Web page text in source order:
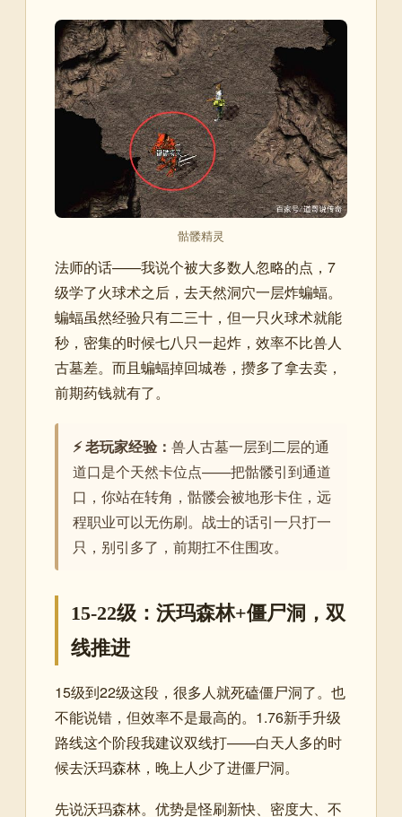
骷髅精灵
法师的话——我说个被大多数人忽略的点，7
级学了火球术之后，去天然洞穴一层炸蝙蝠。
蝙蝠虽然经验只有二三十，但一只火球术就能
秒，密集的时候七八只一起炸，效率不比兽人
古墓差。而且蝙蝠掉回城卷，攒多了拿去卖，
前期药钱就有了。
⚡ 老玩家经验： 兽人古墓一层到二层的通
道口是个天然卡位点——把骷髅引到通道
口，你站在转角，骷髅会被地形卡住，远
程职业可以无伤刷。战士的话引一只打一
只，别引多了，前期扛不住围攻。
15-22级：沃玛森林+僵尸洞，双
线推进
15级到22级这段，很多人就死磕僵尸洞了。也
不能说错，但效率不是最高的。1.76新手升级
路线这个阶段我建议双线打——白天人多的时
候去沃玛森林，晚上人少了进僵尸洞。
先说沃玛森林。优势是怪刷新快、密度大、不